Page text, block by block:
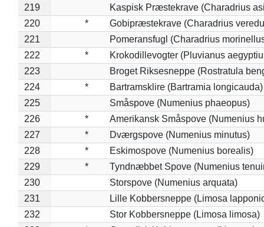
219
Kaspisk Præstekrave (Charadrius
220
*
Gobipræstekrave (Charadrius
221
Pomeransfugl (Charadrius
222
*
Krokodillevogter (Pluvianus
223
Broget Riksesneppe (Rostratula
224
*
Bartramsklire (Bartramia longicauda)
225
Småspove (Numenius phaeopus)
226
*
Amerikansk Småspove (Numenius
227
*
Dværgspove (Numenius minutus)
228
*
Eskimospove (Numenius borealis)
229
*
Tyndnæbbet Spove (Numenius
230
Storspove (Numenius arquata)
231
Lille Kobbersneppe (Limosa
232
Stor Kobbersneppe (Limosa limosa)